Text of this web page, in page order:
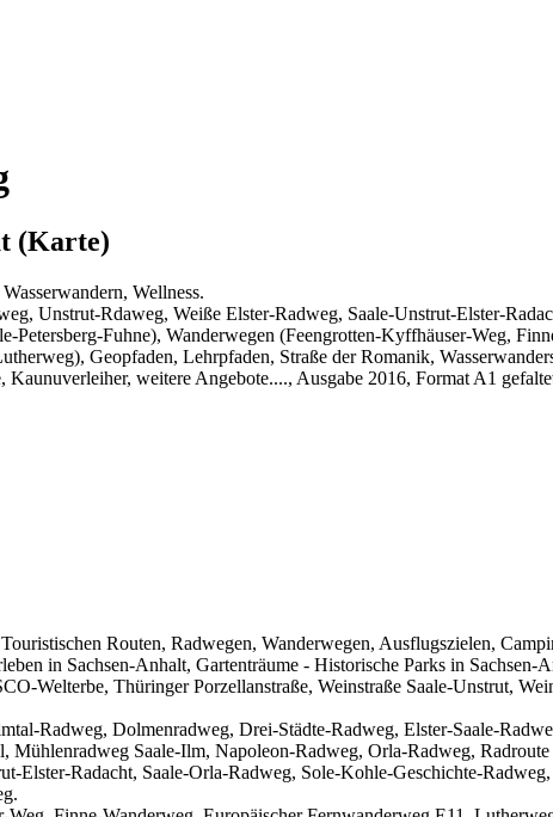
(Karte)
Wellness.
Unstrut-Rdaweg, Weiße Elster-Radweg, Saale-Unstrut-Elster-
Fuhne), Wanderwegen (Feengrotten-Kyffhäuser-Weg,
Geopfaden, Lehrpfaden, Straße der Romanik,
Kaunuverleiher, weitere Angebote...., Ausgabe 2016, Format A1
Routen, Radwegen, Wanderwegen, Ausflugszielen,
in Sachsen-Anhalt, Gartenträume - Historische Parks in
Welterbe, Thüringer Porzellanstraße, Weinstraße Saale-Unstrut,
Radweg, Dolmenradweg, Drei-Städte-Radweg, Elster-Saale-
Mühlenradweg Saale-Ilm, Napoleon-Radweg, Orla-Radweg,
Elster-Radacht, Saale-Orla-Radweg, Sole-Kohle-Geschichte-